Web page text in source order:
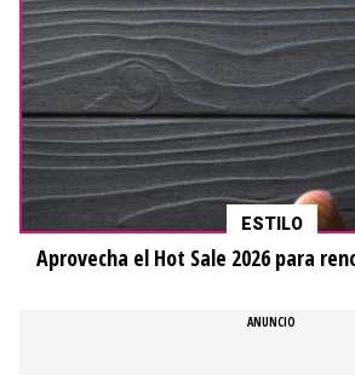
ESTILO
Aprovecha el Hot Sale 2026 para